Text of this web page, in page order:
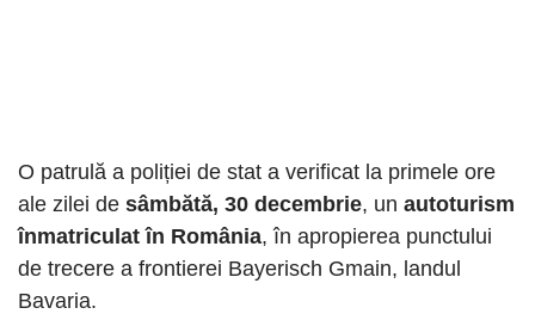
O patrulă a poliției de stat a verificat la primele ore
ale zilei de sâmbătă, 30 decembrie, un autoturism
înmatriculat în România, în apropierea punctului
de trecere a frontierei Bayerisch Gmain, landul
Bavaria.